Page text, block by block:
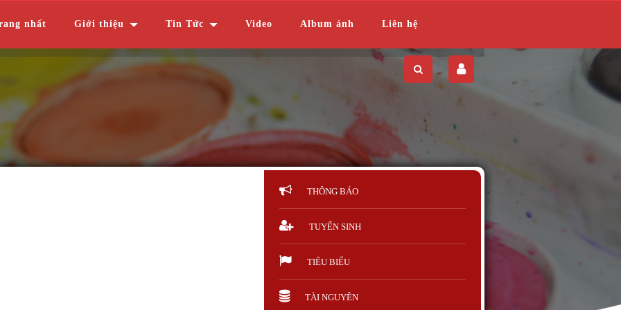
nhất Giới thiệu Tin Tức Video Album ảnh Liên hệ
THÔNG BÁO
TUYỂN SINH
TIÊU BIỂU
TÀI NGUYÊN